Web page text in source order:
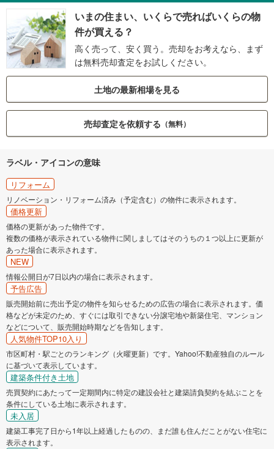
いまの住まい、いくらで売ればいくらの物
件が買える？
高く売って、安く買う。売却をお考えなら、まず
は無料売却査定をお試しください。
土地の最新相場を見る
売却査定を依頼する （無料）
ラベル・アイコンの意味
リフォーム
リノベーション・リフォーム済み（予定含む）の物件に表示されます。
価格更新
価格の更新があった物件です。
複数の価格が表示されている物件に関しましてはそのうちの１つ以上に更新が
あった場合に表示されます。
NEW
情報公開日が7日以内の場合に表示されます。
予告広告
販売開始前に売出予定の物件を知らせるための広告の場合に表示されます。価
格などが未定のため、すぐには取引できない分譲宅地や新築住宅、マンション
などについて、販売開始時期などを告知します。
人気物件TOP10入り
市区町村・駅ごとのランキング（火曜更新）です。Yahoo!不動産独自のルール
に基づいて表示しています。
建築条件付き土地
売買契約にあたって一定期間内に特定の建設会社と建築請負契約を結ぶことを
条件にしている土地に表示されます。
未入居
建築工事完了日から1年以上経過したものの、まだ誰も住んだことがない住宅に
表示されます。